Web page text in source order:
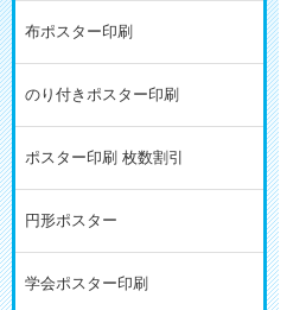
布ポスター印刷
のり付きポスター印刷
ポスター印刷 枚数割引
円形ポスター
学会ポスター印刷